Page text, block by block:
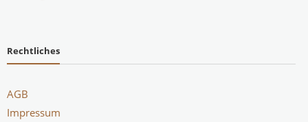
Rechtliches
AGB
Impressum